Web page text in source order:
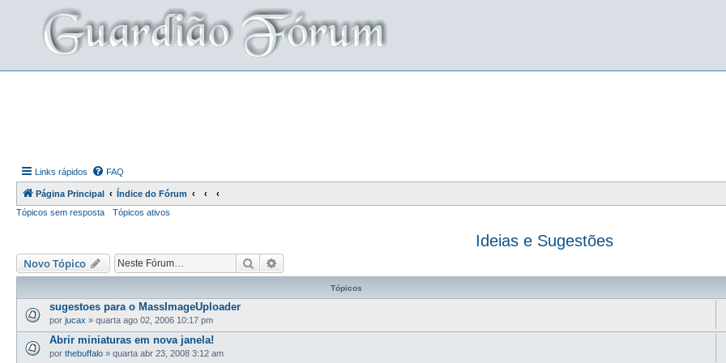
Links rápidos FAQ
Página Principal
Índice do Fórum
Tópicos sem resposta
Tópicos ativos
Ideias e Sugestões
Novo Tópico Pesquisar
Tópicos
sugestoes para o MassImageUploader
por jucax » quarta ago 02, 2006 10:17 pm
Abrir miniaturas em nova janela!
por thebuffalo » quarta abr 23, 2008 3:12 am